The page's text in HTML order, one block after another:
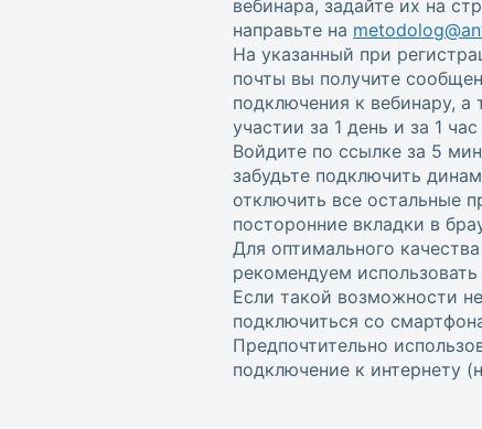
вебинара, задайте их на
направьте на
На указанный при
почты вы получите
подключения к вебинару,
участии за 1 день и за 1
Войдите по ссылке за 5
забудьте подключить
отключить все остальные
посторонние вкладки в
Для оптимального
рекомендуем
Если такой возможности
подключиться со
Предпочтительно
подключение к интернету